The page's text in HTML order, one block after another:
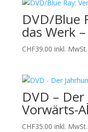
DVD/Blue
das Werk
CHF39.00 inkl. MwSt.
DVD –
Vorwärts-
CHF35.00 inkl. MwSt.